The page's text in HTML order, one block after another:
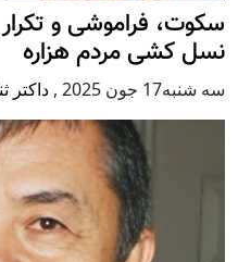
سکوت، فراموشی و
نسل کشی مردم هزاره
سه شنبه17 جون 2025 , داکتر